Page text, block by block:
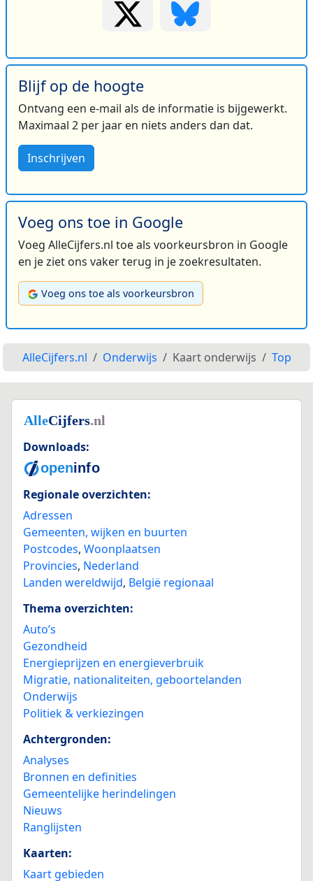
Blijf op de hoogte
Ontvang een e-mail als de informatie is bijgewerkt.
Maximaal 2 per jaar en niets anders dan dat.
Inschrijven
Voeg ons toe in Google
Voeg AlleCijfers.nl toe als voorkeursbron in Google
en je ziet ons vaker terug in je zoekresultaten.
Voeg ons toe als voorkeursbron
AlleCijfers.nl Onderwijs Kaart onderwijs Top
Downloads:
Regionale overzichten:
Adressen
Gemeenten, wijken en buurten
Postcodes, Woonplaatsen
Provincies, Nederland
Landen wereldwijd, België regionaal
Thema overzichten:
Auto’s
Gezondheid
Energieprijzen en energieverbruik
Migratie, nationaliteiten, geboortelanden
Onderwijs
Politiek & verkiezingen
Achtergronden:
Analyses
Bronnen en definities
Gemeentelijke herindelingen
Nieuws
Ranglijsten
Kaarten:
Kaart gebieden